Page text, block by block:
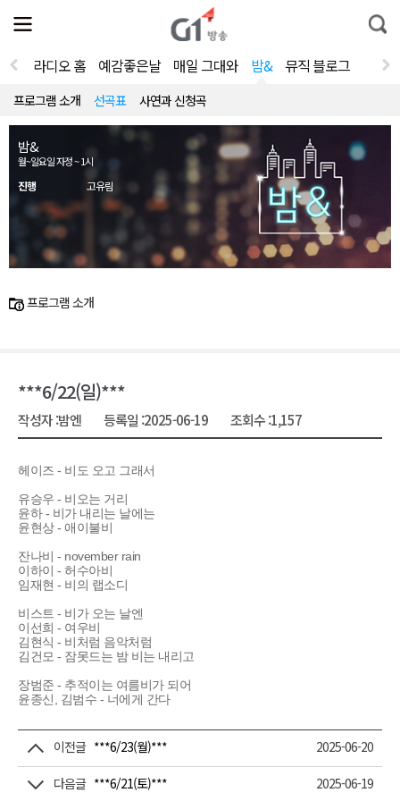
전
체
뉴
열
통
합
라디오 홈 예감좋은날 매일 그대와 밤& 뮤직 블로그
프로그램 소개 선곡표 사연과 신청곡
밤&
월~일요일 자정 ~ 1시
진행 고유림
프로그램 소개
***6/22(일)***
작성자 :밤엔 등록일 :2025-06-19 조회수 :1,157
헤이즈 - 비도 오고 그래서
유승우 - 비오는 거리
윤하 - 비가 내리는 날에는
윤현상 - 애이불비
잔나비 - november rain
이하이 - 허수아비
임재현 - 비의 랩소디
비스트 - 비가 오는 날엔
이선희 - 여우비
김현식 - 비처럼 음악처럼
김건모 - 잠못드는 밤 비는 내리고
장범준 - 추적이는 여름비가 되어
윤종신, 김범수 - 너에게 간다
이전글 ***6/23(월)*** 2025-06-20
다음글 ***6/21(토)*** 2025-06-19